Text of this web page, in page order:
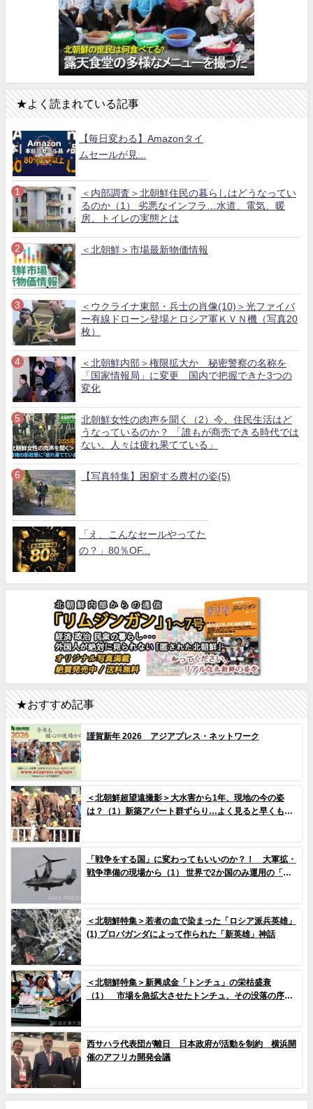
★よく読まれている記事
【毎日変わる】Amazonタイ
ムセールが見...
＜内部調査＞北朝鮮住民の暮らしはどうなってい
るのか（1） 劣悪なインフラ…水道、電気、暖
房、トイレの実態とは
＜北朝鮮＞市場最新物価情報
＜ウクライナ東部・兵士の肖像(10)＞光ファイバ
ー有線ドローン登場とロシア軍ＫＶＮ機（写真20
枚）
＜北朝鮮内部＞権限拡大か 秘密警察の名称を
「国家情報局」に変更 国内で把握できた3つの
変化
北朝鮮女性の肉声を聞く（2）今、住民生活はど
うなっているのか？ 「誰もが商売できる時代では
ない。人々は疲れ果てている」
【写真特集】困窮する農村の姿(5)
「え、こんなセールやってた
の？」80％OF...
★おすすめ記事
謹賀新年 2026 アジアプレス・ネットワーク
＜北朝鮮超望遠撮影＞大水害から1年、現地の今の姿
は？（1）新築アパート群ずらり…よく見ると早くもタ
「戦争をする国」に変わってもいいのか？！ 大軍拡・
戦争準備の現場から（1） 世界で2か国のみ運用の「欠
＜北朝鮮特集＞若者の血で染まった「ロシア派兵英雄」
(1) プロパガンダによって作られた「新英雄」神話
＜北朝鮮特集＞新興成金「トンチュ」の栄枯盛衰
（1） 市場を急拡大させたトンチュ、その没落の序幕
西サハラ代表団が離日 日本政府が活動を制約 横浜開
催のアフリカ開発会議